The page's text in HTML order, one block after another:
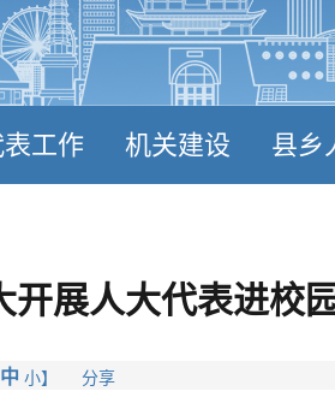
工作 机关建设 县乡
展人大代表进校
中 小】 分享